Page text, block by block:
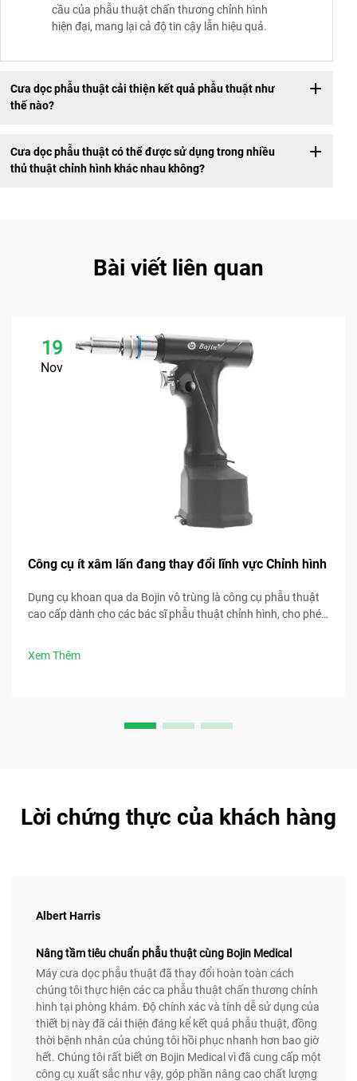
cầu của phẫu thuật chấn thương chỉnh hình
hiện đại, mang lại cả độ tin cậy lẫn hiệu quả.
Cưa dọc phẫu thuật cải thiện kết quả phẫu thuật như
thế nào?
Cưa dọc phẫu thuật có thể được sử dụng trong nhiều
thủ thuật chỉnh hình khác nhau không?
Bài viết liên quan
19
Nov
Công cụ ít xâm lấn đang thay đổi lĩnh vực Chỉnh hình
Dụng cụ khoan qua da Bojin vô trùng là công cụ phẫu thuật
cao cấp dành cho các bác sĩ phẫu thuật chỉnh hình, cho phép
Xem Thêm
Lời chứng thực của khách hàng
Albert Harris
Nâng tầm tiêu chuẩn phẫu thuật cùng Bojin Medical
Máy cưa dọc phẫu thuật đã thay đổi hoàn toàn cách
chúng tôi thực hiện các ca phẫu thuật chấn thương chỉnh
hình tại phòng khám. Độ chính xác và tính dễ sử dụng của
thiết bị này đã cải thiện đáng kể kết quả phẫu thuật, đồng
thời bệnh nhân của chúng tôi hồi phục nhanh hơn bao giờ
hết. Chúng tôi rất biết ơn Bojin Medical vì đã cung cấp một
công cụ xuất sắc như vậy, góp phần nâng cao chất lượng